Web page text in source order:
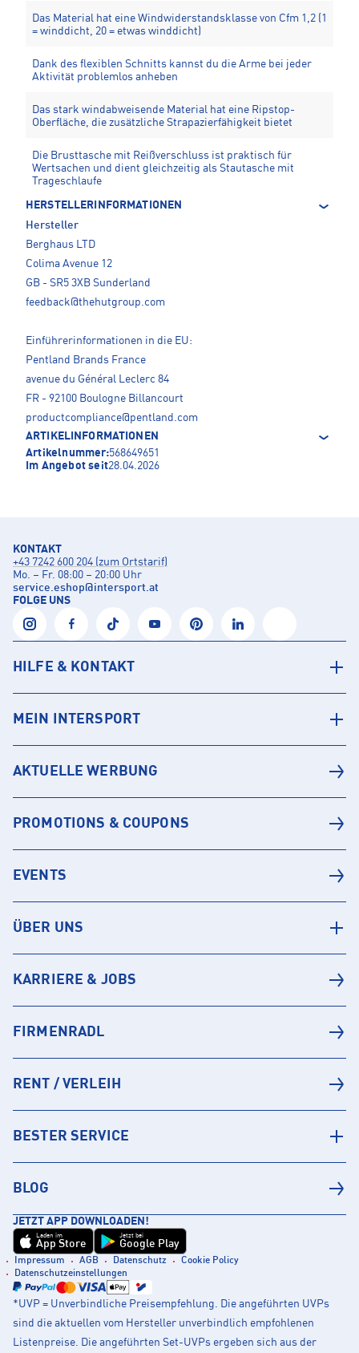
Das Material hat eine Windwiderstandsklasse von Cfm 1,2 (1
= winddicht, 20 = etwas winddicht)
Dank des flexiblen Schnitts kannst du die Arme bei jeder
Aktivität problemlos anheben
Das stark windabweisende Material hat eine Ripstop-
Oberfläche, die zusätzliche Strapazierfähigkeit bietet
Die Brusttasche mit Reißverschluss ist praktisch für
Wertsachen und dient gleichzeitig als Stautasche mit
Trageschlaufe
HERSTELLERINFORMATIONEN
Hersteller
Berghaus LTD
Colima Avenue 12
GB - SR5 3XB Sunderland
feedback@thehutgroup.com
Einführerinformationen in die EU:
Pentland Brands France
avenue du Général Leclerc 84
FR - 92100 Boulogne Billancourt
productcompliance@pentland.com
ARTIKELINFORMATIONEN
Artikelnummer:568649651
Im Angebot seit28.04.2026
KONTAKT
+43 7242 600 204 (zum Ortstarif)
Mo. – Fr. 08:00 – 20:00 Uhr
service.eshop@intersport.at
FOLGE UNS
HILFE & KONTAKT
MEIN INTERSPORT
AKTUELLE WERBUNG
PROMOTIONS & COUPONS
EVENTS
ÜBER UNS
KARRIERE & JOBS
FIRMENRADL
RENT / VERLEIH
BESTER SERVICE
BLOG
JETZT APP DOWNLOADEN!
Laden im
App Store
Jetzt bei
Google Play
Impressum AGB Datenschutz
Cookie Policy
Datenschutzeinstellungen
*UVP = Unverbindliche Preisempfehlung. Die angeführten UVPs
sind die aktuellen vom Hersteller unverbindlich empfohlenen
Listenpreise. Die angeführten Set-UVPs ergeben sich aus der